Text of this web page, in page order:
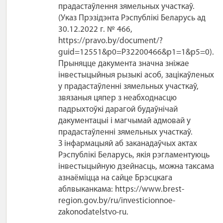
прадастаўлення зямельных участкаў.
(Указ Прэзідэнта Рэспублікі Беларусь ад
30.12.2022 г. № 466,
https://pravo.by/document/?
guid=12551&p0=P32200466&p1=1&p5=0).
Прыняцце дакумента значна зніжае
інвестыцыйныя рызыкі асоб, зацікаўленых
у прадастаўленні зямельных участкаў,
звязаныя цяпер з неабходнасцю
падрыхтоўкі дарагой будаўнічай
дакументацыі і магчымай адмовай у
прадастаўленні зямельных участкаў.
З інфармацыяй аб заканадаўчых актах
Рэспублікі Беларусь, якія рэгламентуюць
інвестыцыйную дзейнасць, можна таксама
азнаёміцца ​​на сайце Брэсцкага
аблвыканкама: https://www.brest-
region.gov.by/ru/investicionnoe-
zakonodatelstvo-ru.